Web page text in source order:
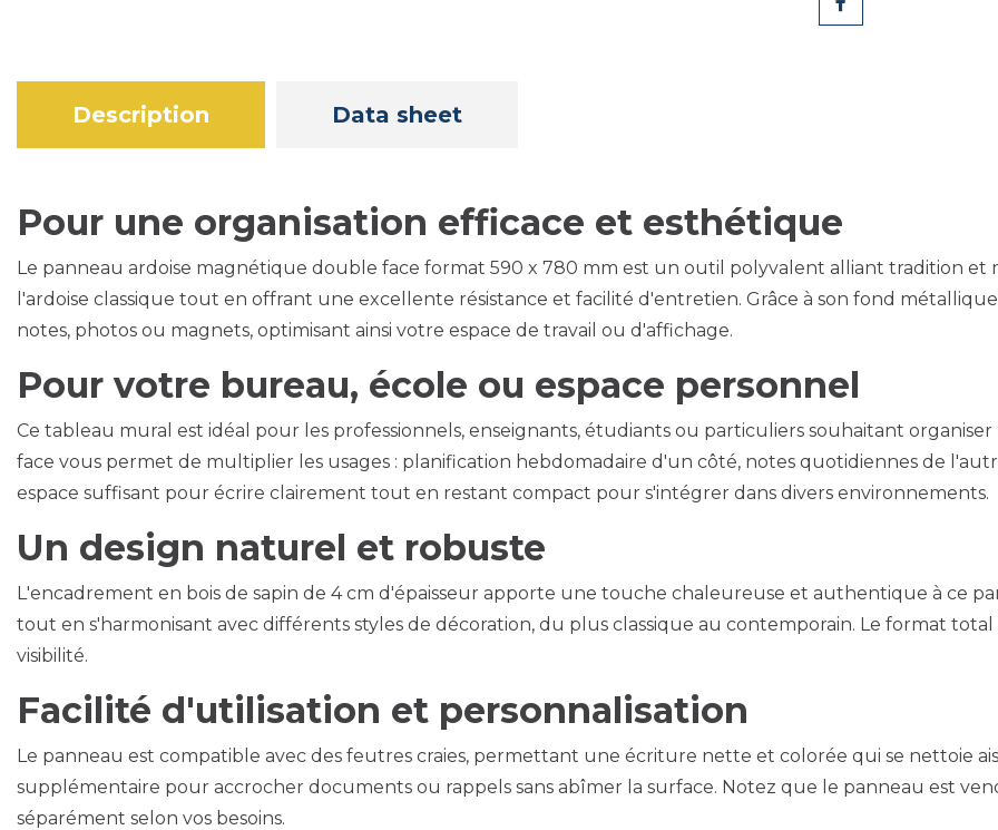
Share
Description Data sheet
Pour une organisation efficace et esthétique
Le panneau ardoise magnétique double face format 590 x 780 mm est un outil polyvalent alliant tradition et
l'ardoise classique tout en offrant une excellente résistance et facilité d'entretien. Grâce à son fond
notes, photos ou magnets, optimisant ainsi votre espace de travail ou d'affichage.
Pour votre bureau, école ou espace personnel
Ce tableau mural est idéal pour les professionnels, enseignants, étudiants ou particuliers souhaitant
face vous permet de multiplier les usages : planification hebdomadaire d'un côté, notes quotidiennes de
espace suffisant pour écrire clairement tout en restant compact pour s'intégrer dans divers environnements.
Un design naturel et robuste
L'encadrement en bois de sapin de 4 cm d'épaisseur apporte une touche chaleureuse et authentique à ce
tout en s'harmonisant avec différents styles de décoration, du plus classique au contemporain. Le format
visibilité.
Facilité d'utilisation et personnalisation
Le panneau est compatible avec des feutres craies, permettant une écriture nette et colorée qui se nettoie
supplémentaire pour accrocher documents ou rappels sans abîmer la surface. Notez que le panneau est
séparément selon vos besoins.